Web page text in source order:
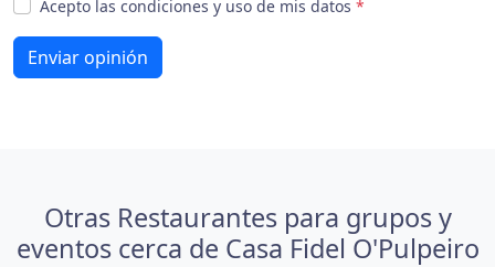
Acepto las condiciones y uso de mis datos *
Enviar opinión
Otras Restaurantes para grupos y
eventos cerca de Casa Fidel O'Pulpeiro